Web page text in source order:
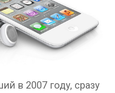
в 2007 году, сразу